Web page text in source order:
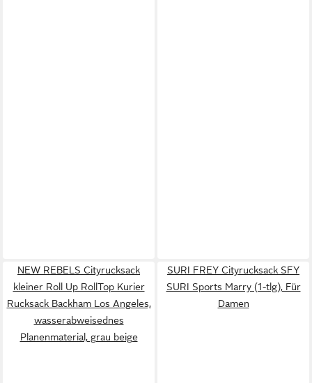
NEW REBELS Cityrucksack
kleiner Roll Up RollTop Kurier
Rucksack Backham Los Angeles,
wasserabweisednes
Planenmaterial, grau beige
SURI FREY Cityrucksack SFY
SURI Sports Marry (1-tlg), Für
Damen